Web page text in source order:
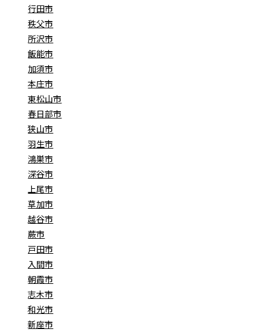
行田市
秩父市
所沢市
飯能市
加須市
本庄市
東松山市
春日部市
狭山市
羽生市
鴻巣市
深谷市
上尾市
草加市
越谷市
蕨市
戸田市
入間市
朝霞市
志木市
和光市
新座市